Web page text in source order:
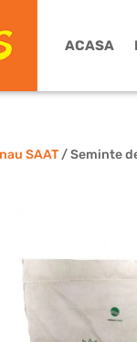
ACASA
SAAT/ Seminte